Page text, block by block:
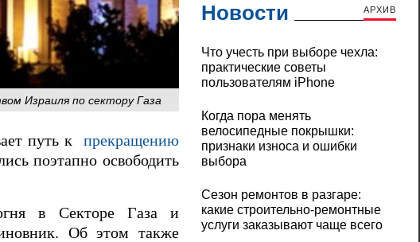
Израиля по сектору Газа
путь к прекращению
поэтапно освободить
в Секторе Газа и
Об этом также
Новости АРХИВ
Что учесть при выборе чехла:
практические советы
пользователям iPhone
Когда пора менять
велосипедные покрышки:
признаки износа и ошибки
выбора
Сезон ремонтов в разгаре:
какие строительно-ремонтные
услуги заказывают чаще всего